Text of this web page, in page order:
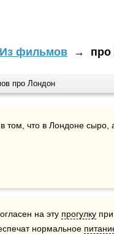
Из фильмов → про
про Лондон
в том, что в Лондоне сыро,
на эту прогулку
нормальное